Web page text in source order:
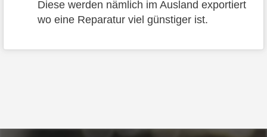
Diese werden nämlich im Ausland exportiert
wo eine Reparatur viel günstiger ist.